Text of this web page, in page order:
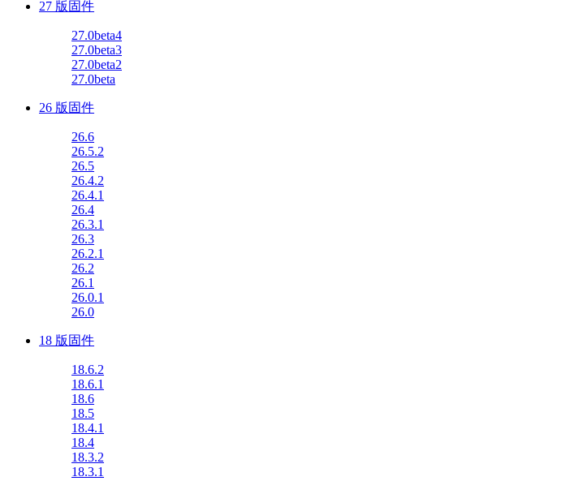
27 版固件
27.0beta4
27.0beta3
27.0beta2
27.0beta
26 版固件
26.6
26.5.2
26.5
26.4.2
26.4.1
26.4
26.3.1
26.3
26.2.1
26.2
26.1
26.0.1
26.0
18 版固件
18.6.2
18.6.1
18.6
18.5
18.4.1
18.4
18.3.2
18.3.1